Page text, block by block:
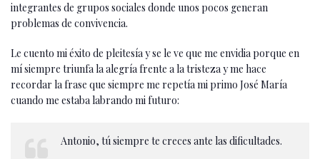
integrantes de grupos sociales donde unos pocos generan
problemas de convivencia.
Le cuento mi éxito de pleitesía y se le ve que me envidia porque en
mí siempre triunfa la alegría frente a la tristeza y me hace
recordar la frase que siempre me repetía mi primo José María
cuando me estaba labrando mi futuro:
Antonio, tú siempre te creces ante las dificultades.